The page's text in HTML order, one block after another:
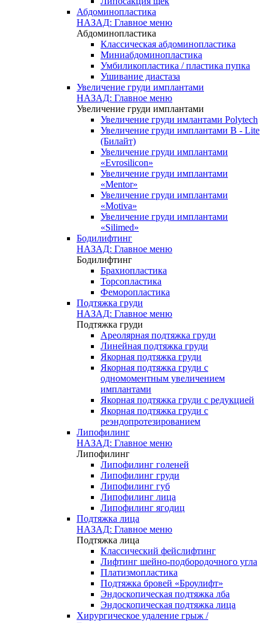
Абдоминопластика
НАЗАД: Главное меню
Абдоминопластика
Классическая абдоминопластика
Миниабдоминопластика
Умбиликопластика / пластика пупка
Ушивание диастаза
Увеличение груди имплантами
НАЗАД: Главное меню
Увеличение груди имплантами
Увеличение груди имлантами Polytech
Увеличение груди имплантами B - Lite
(Билайт)
Увеличение груди имплантами
«Evrosilicon»
Увеличение груди имплантами
«Mentor»
Увеличение груди имплантами
«Motiva»
Увеличение груди имплантами
«Silimed»
Бодилифтинг
НАЗАД: Главное меню
Бодилифтинг
Брахиопластика
Торсопластика
Феморопластика
Подтяжка груди
НАЗАД: Главное меню
Подтяжка груди
Ареолярная подтяжка груди
Линейная подтяжка груди
Якорная подтяжка груди
Якорная подтяжка груди с
одномоментным увеличением
имплантами
Якорная подтяжка груди с редукцией
Якорная подтяжка груди с
реэндопротезированием
Липофилинг
НАЗАД: Главное меню
Липофилинг
Липофилинг голеней
Липофилинг груди
Липофилинг губ
Липофилинг лица
Липофилинг ягодиц
Подтяжка лица
НАЗАД: Главное меню
Подтяжка лица
Классический фейслифтинг
Лифтинг шейно-подбородочного угла
Платизмопластика
Подтяжка бровей «Броулифт»
Эндоскопическая подтяжка лба
Эндоскопическая подтяжка лица
Хирургическое удаление грыж /